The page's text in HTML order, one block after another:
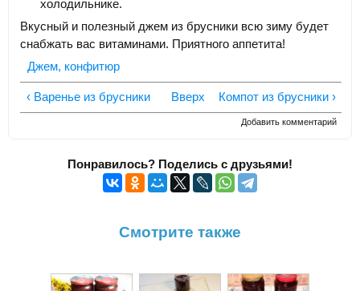
холодильнике.
Вкусный и полезный джем из брусники всю зиму будет
снабжать вас витаминами. Приятного аппетита!
Джем, конфитюр
‹ Варенье из брусники Вверх Компот из брусники ›
Добавить комментарий
Понравилось? Поделись с друзьями!
Смотрите также